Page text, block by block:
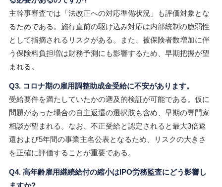
主幹事審査では「法改正への対応準備状況」も評価対象とな
るためである。施行直前の駆け込み対応は内部統制の脆弱性
として指摘されるリスクがある。また、被保険者数増加に伴
う保険料負担増は財務予測にも影響するため、早期把握が望
まれる。
Q3. コロナ期の雇用調整助成金受給に不安があります。
受給要件を満たしていたかの遡及的検証が可能である。仮に
問題があった場合の自主返還の選択肢も含め、早期の専門家
相談が望まれる。なお、不正受給と認定されると最大3倍返
還および5年間の事業主名公表となるため、リスクの大きさ
を正確に評価することが重要である。
Q4. 高年齢雇用継続給付の縮小はIPO労務監査にどう影響し
ますか?